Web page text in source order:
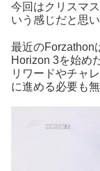
今回はクリスマ
いう感じだと思い
最近のForzathon
Horizon 3を始め
リワードやチャ
に進める必要も